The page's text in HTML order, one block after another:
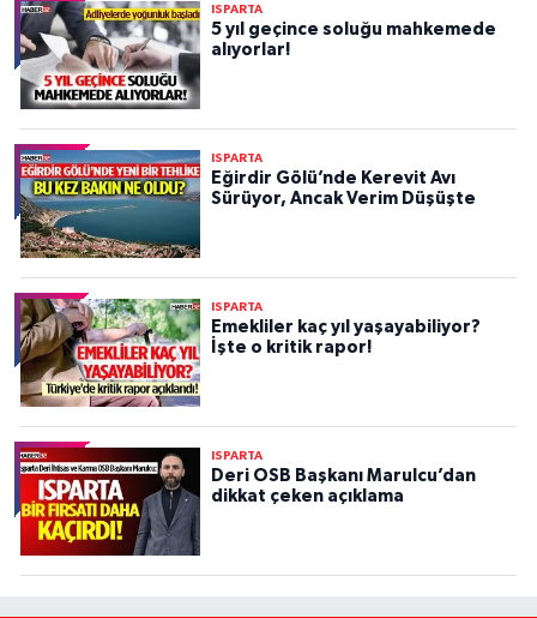
ISPARTA
5 yıl geçince soluğu mahkemede
alıyorlar!
ISPARTA
Eğirdir Gölü’nde Kerevit Avı
Sürüyor, Ancak Verim Düşüşte
ISPARTA
Emekliler kaç yıl yaşayabiliyor?
İşte o kritik rapor!
ISPARTA
Deri OSB Başkanı Marulcu’dan
dikkat çeken açıklama